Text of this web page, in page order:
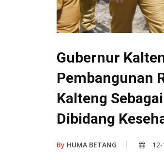
Gubernur
Pembangunan
Kalteng
Dibidang
By HUMA BETANG